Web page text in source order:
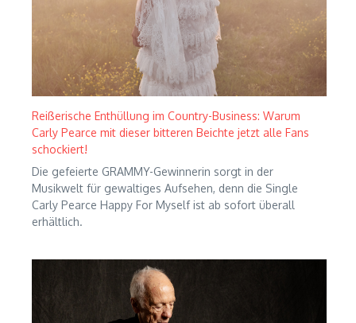
Reißerische Enthüllung im Country-Business: Warum
Carly Pearce mit dieser bitteren Beichte jetzt alle Fans
schockiert!
Die gefeierte GRAMMY-Gewinnerin sorgt in der
Musikwelt für gewaltiges Aufsehen, denn die Single
Carly Pearce Happy For Myself ist ab sofort überall
erhältlich.